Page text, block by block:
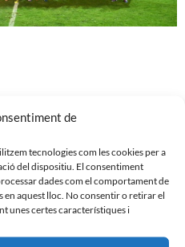
de
tecnologies com les cookies per a
del dispositiu. El consentiment
dades com el comportament de
aquest lloc. No consentir o retirar el
unes certes característiques i